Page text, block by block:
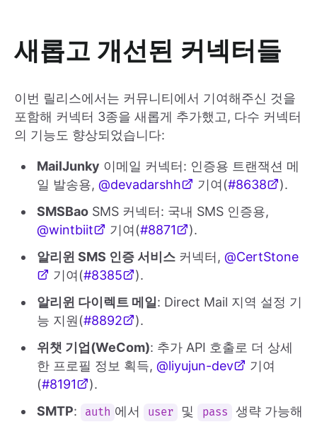
새롭고 개선된 커넥터들
이번 릴리스에서는 커뮤니티에서 기여해주신 것을
포함해 커넥터 3종을 새롭게 추가했고, 다수 커넥터
의 기능도 향상되었습니다:
MailJunky 이메일 커넥터: 인증용 트랜잭션 메
일 발송용, @devadarshh 기여(#8638
).
SMSBao SMS 커넥터: 국내 SMS 인증용,
@wintbiit
기여(#8871
).
알리윈 SMS 인증 서비스 커넥터, @CertStone
기여(#8385
).
알리윈 다이렉트 메일: Direct Mail 지역 설정 기
능 지원(#8892
).
위챗 기업(WeCom): 추가 API 호출로 더 상세
한 프로필 정보 획득, @liyujun-dev
기여
(#8191
).
SMTP: auth 에서 user 및 pass
생략 가능해